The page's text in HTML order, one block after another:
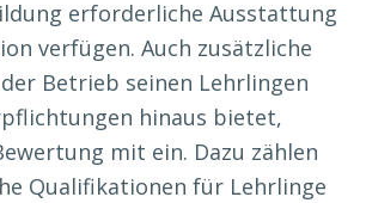
erforderliche Ausstattung
verfügen. Auch zusätzliche
Betrieb seinen Lehrlingen
hinaus bietet,
mit ein. Dazu zählen
Qualifikationen für Lehrlinge